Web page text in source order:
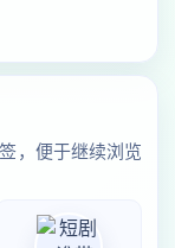
，便于继续浏览